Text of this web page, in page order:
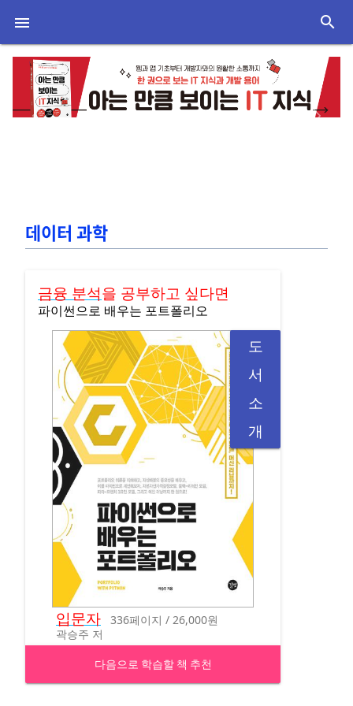
 search
Previous Next
데이터 과학
금융 분석을 공부하고 싶다면
파이썬으로 배우는 포트폴리오
도
서
소
개
입문자
336페이지 / 26,000원
곽승주 저
다음으로 학습할 책 추천